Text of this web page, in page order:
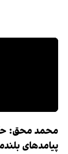
محمد محق:
پیامدهای